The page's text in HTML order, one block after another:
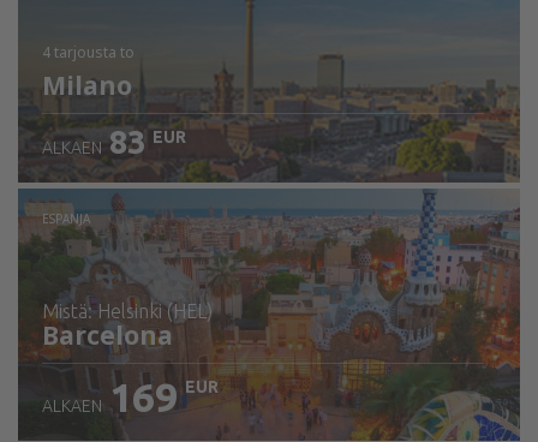
4 tarjousta to
Milano
ALKAEN 83 EUR
ESPANJA
mistä: Helsinki (HEL)
Barcelona
ALKAEN 169 EUR